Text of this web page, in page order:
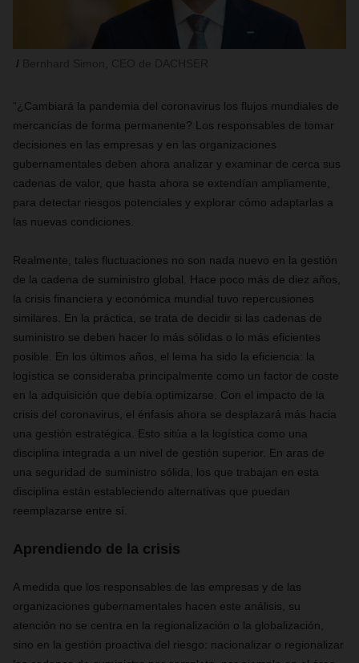
“¿Cambiará la pandemia del coronavirus los flujos mundiales de
mercancías de forma permanente? Los responsables de tomar
decisiones en las empresas y en las organizaciones
gubernamentales deben ahora analizar y examinar de cerca sus
cadenas de valor, que hasta ahora se extendían ampliamente,
para detectar riesgos potenciales y explorar cómo adaptarlas a
las nuevas condiciones.
Realmente, tales fluctuaciones no son nada nuevo en la gestión
de la cadena de suministro global. Hace poco más de diez años,
la crisis financiera y económica mundial tuvo repercusiones
similares. En la práctica, se trata de decidir si las cadenas de
suministro se deben hacer lo más sólidas o lo más eficientes
posible. En los últimos años, el lema ha sido la eficiencia: la
logística se consideraba principalmente como un factor de coste
en la adquisición que debía optimizarse. Con el impacto de la
crisis del coronavirus, el énfasis ahora se desplazará más hacia
una gestión estratégica. Esto sitúa a la logística como una
disciplina integrada a un nivel de gestión superior. En aras de
una seguridad de suministro sólida, los que trabajan en esta
disciplina están estableciendo alternativas que puedan
reemplazarse entre sí.
Aprendiendo de la crisis
A medida que los responsables de las empresas y de las
organizaciones gubernamentales hacen este análisis, su
atención no se centra en la regionalización o la globalización,
sino en la gestión proactiva del riesgo: nacionalizar o regionalizar